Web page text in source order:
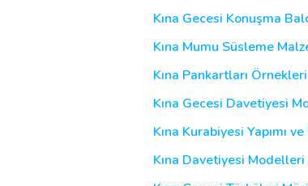
Kına Gecesi Konuşma
Kına Mumu Süsleme
Kına Pankartları
Kına Gecesi Davetiyesi
Kına Kurabiyesi Yapımı
Kına Davetiyesi